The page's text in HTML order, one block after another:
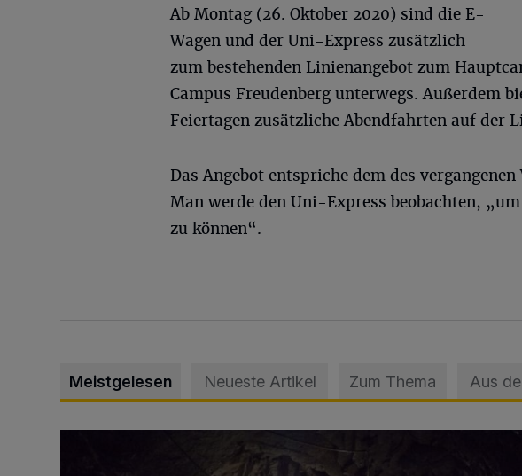
Ab Montag (26. Oktober 2020) sind die E-
Wagen und der Uni-Express zusätzlich
zum bestehenden Linienangebot zum
Campus Freudenberg unterwegs. Außerdem
Feiertagen zusätzliche Abendfahrten auf der
Das Angebot entspriche dem des
Man werde den Uni-Express beobachten,
zu können“.
Meistgelesen Neueste Artikel Zum Thema Aus